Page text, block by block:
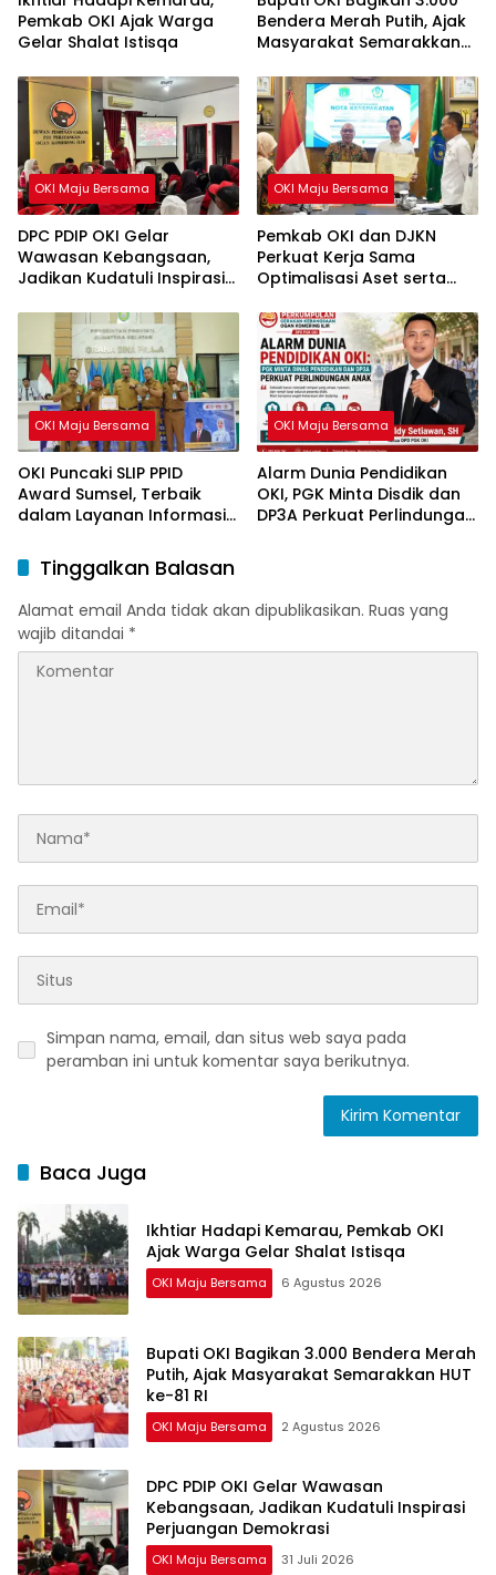
Pemkab OKI Ajak Warga
Gelar Shalat Istisqa
Bendera Merah Putih, Ajak
Masyarakat Semarakkan
OKI Maju Bersama
DPC PDIP OKI Gelar
Wawasan Kebangsaan,
Jadikan Kudatuli Inspirasi
OKI Maju Bersama
Pemkab OKI dan DJKN
Perkuat Kerja Sama
Optimalisasi Aset serta
OKI Maju Bersama
OKI Puncaki SLIP PPID
Award Sumsel, Terbaik
dalam Layanan Informasi
OKI Maju Bersama
Alarm Dunia Pendidikan
OKI, PGK Minta Disdik dan
DP3A Perkuat Perlindungan
Tinggalkan Balasan
Alamat email Anda tidak akan dipublikasikan. Ruas yang
wajib ditandai *
Simpan nama, email, dan situs web saya pada
peramban ini untuk komentar saya berikutnya.
Baca Juga
Ikhtiar Hadapi Kemarau, Pemkab OKI
Ajak Warga Gelar Shalat Istisqa
OKI Maju Bersama 6 Agustus 2026
Bupati OKI Bagikan 3.000 Bendera Merah
Putih, Ajak Masyarakat Semarakkan HUT
ke-81 RI
OKI Maju Bersama 2 Agustus 2026
DPC PDIP OKI Gelar Wawasan
Kebangsaan, Jadikan Kudatuli Inspirasi
Perjuangan Demokrasi
OKI Maju Bersama 31 Juli 2026